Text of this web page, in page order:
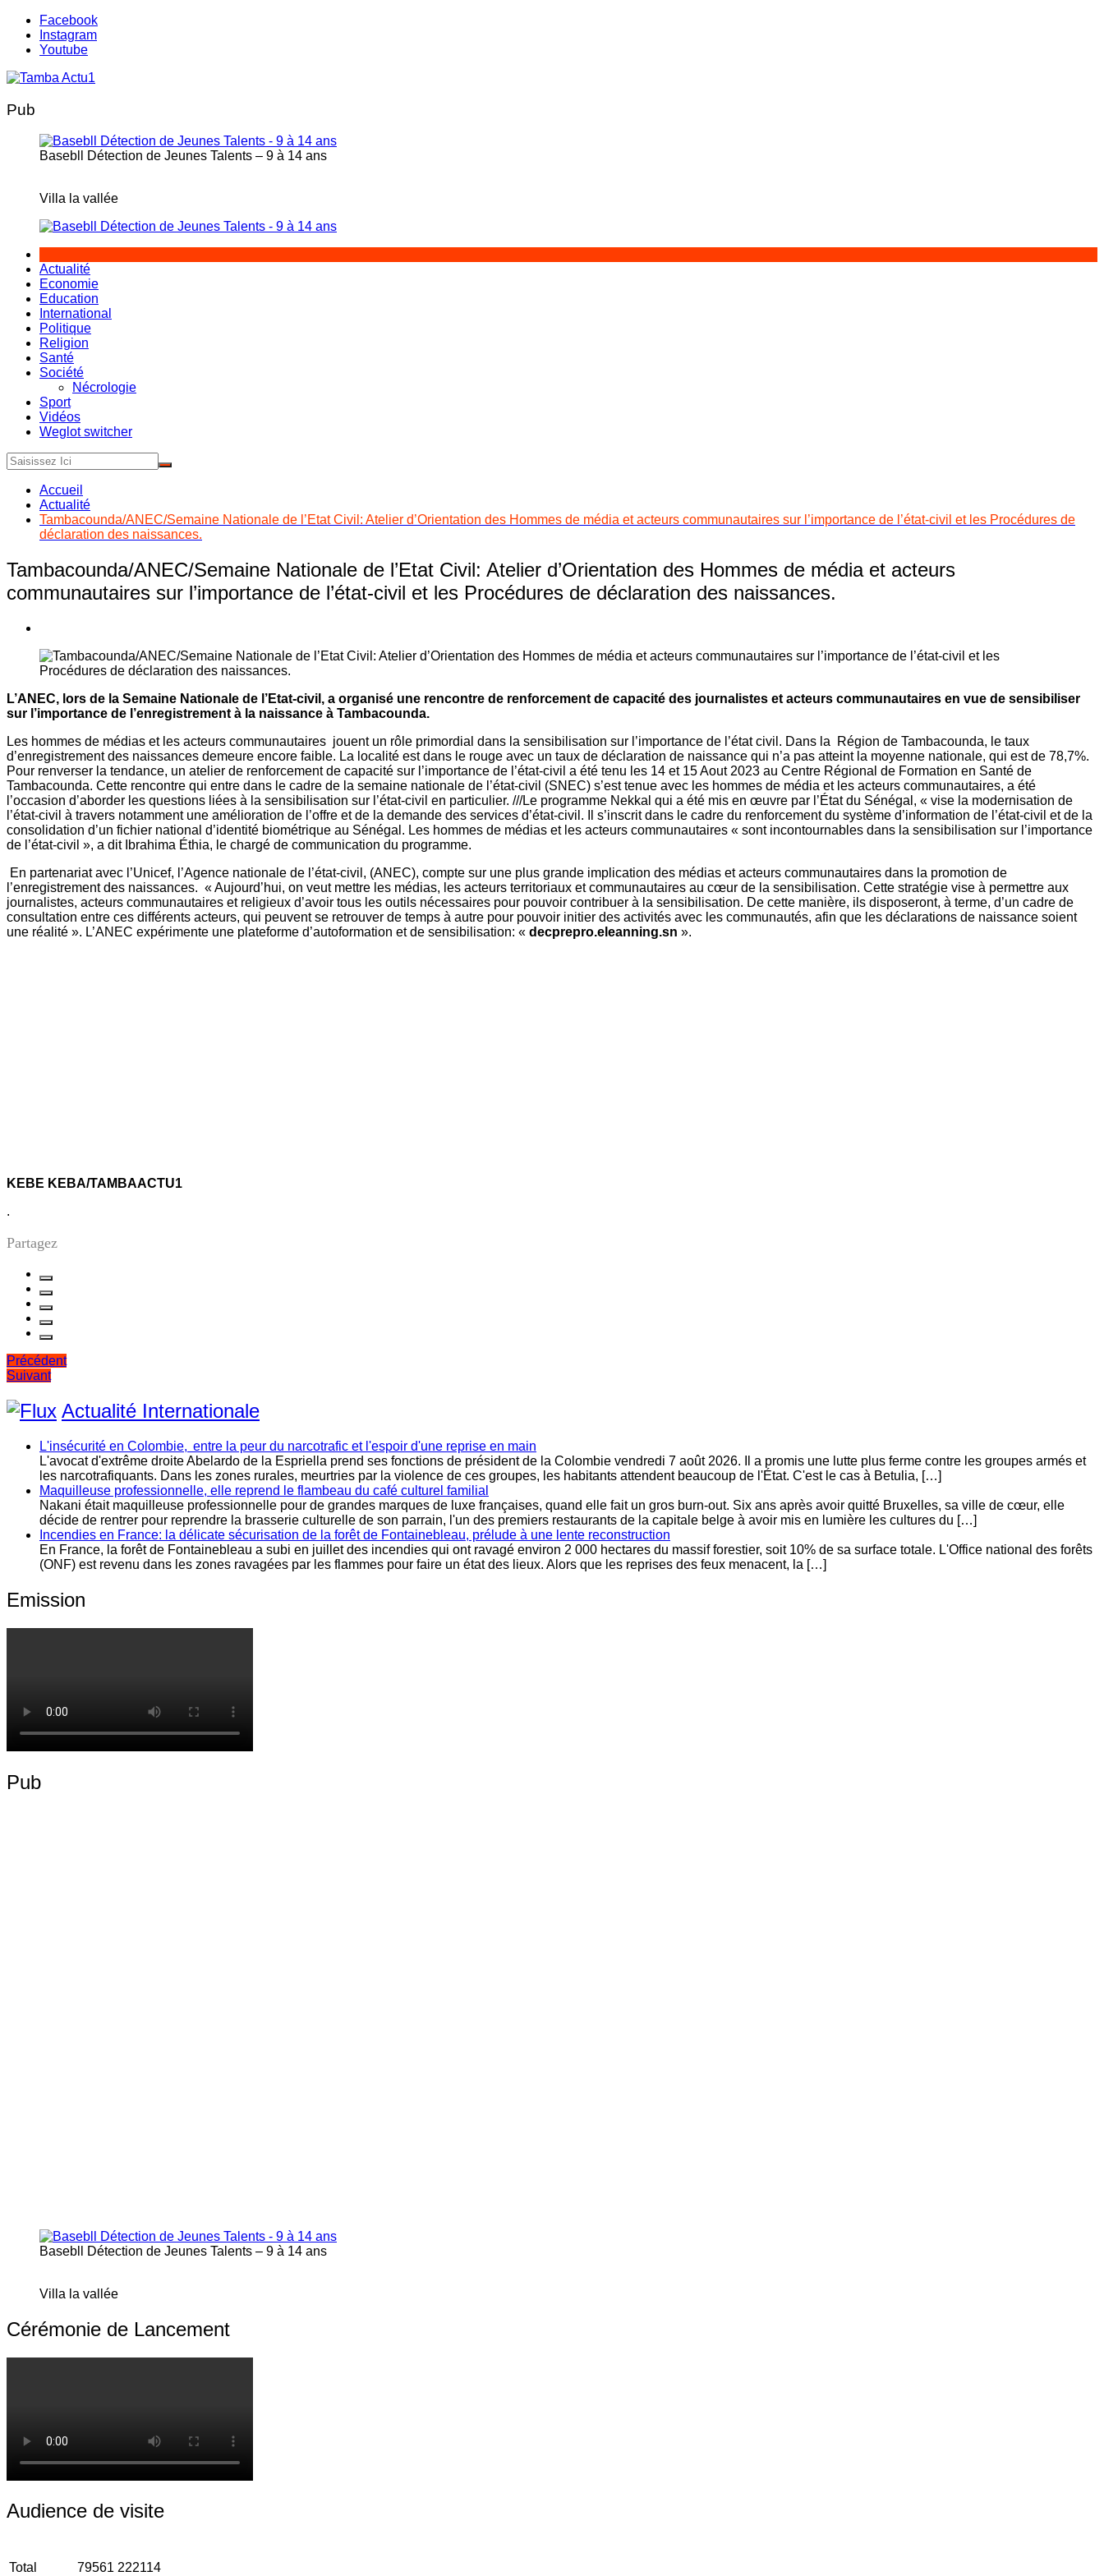
Aller
contenu
Facebook
Instagram
Youtube
Pub
Basebll Détection de Jeunes Talents – 9 à 14 ans
Villa la vallée
Actualité
Economie
Education
International
Politique
Religion
Santé
Société
Nécrologie
Sport
Vidéos
Weglot switcher
Accueil
Actualité
Tambacounda/ANEC/Semaine Nationale de l’Etat Civil: Atelier d’Orientation des Hommes de média et acteurs communautaires sur l’importance de l’état-civil et les Procédures de
déclaration des naissances.
Tambacounda/ANEC/Semaine Nationale de l’Etat Civil: Atelier d’Orientation des Hommes de média et acteurs
communautaires sur l’importance de l’état-civil et les Procédures de déclaration des naissances.
L’ANEC, lors de la Semaine Nationale de l’Etat-civil, a organisé une rencontre de renforcement de capacité des journalistes et acteurs communautaires en vue de sensibiliser
sur l’importance de l’enregistrement à la naissance à Tambacounda.
Les hommes de médias et les acteurs communautaires jouent un rôle primordial dans la sensibilisation sur l’importance de l’état civil. Dans la Région de Tambacounda, le taux
d’enregistrement des naissances demeure encore faible. La localité est dans le rouge avec un taux de déclaration de naissance qui n’a pas atteint la moyenne nationale, qui est de 78,7%.
Pour renverser la tendance, un atelier de renforcement de capacité sur l’importance de l’état-civil a été tenu les 14 et 15 Aout 2023 au Centre Régional de Formation en Santé de
Tambacounda. Cette rencontre qui entre dans le cadre de la semaine nationale de l’état-civil (SNEC) s’est tenue avec les hommes de média et les acteurs communautaires, a été
l’occasion d’aborder les questions liées à la sensibilisation sur l’état-civil en particulier. ///Le programme Nekkal qui a été mis en œuvre par l’État du Sénégal, « vise la modernisation de
l’état-civil à travers notamment une amélioration de l’offre et de la demande des services d’état-civil. Il s’inscrit dans le cadre du renforcement du système d’information de l’état-civil et de la
consolidation d’un fichier national d’identité biométrique au Sénégal. Les hommes de médias et les acteurs communautaires « sont incontournables dans la sensibilisation sur l’importance
de l’état-civil », a dit Ibrahima Éthia, le chargé de communication du programme.
En partenariat avec l’Unicef, l’Agence nationale de l’état-civil, (ANEC), compte sur une plus grande implication des médias et acteurs communautaires dans la promotion de
l’enregistrement des naissances. « Aujourd’hui, on veut mettre les médias, les acteurs territoriaux et communautaires au cœur de la sensibilisation. Cette stratégie vise à permettre aux
journalistes, acteurs communautaires et religieux d’avoir tous les outils nécessaires pour pouvoir contribuer à la sensibilisation. De cette manière, ils disposeront, à terme, d’un cadre de
consultation entre ces différents acteurs, qui peuvent se retrouver de temps à autre pour pouvoir initier des activités avec les communautés, afin que les déclarations de naissance soient
une réalité ». L’ANEC expérimente une plateforme d’autoformation et de sensibilisation: « decprepro.eleanning.sn ».
KEBE KEBA/TAMBAACTU1
.
Partagez
Navigation
de
l’article
Précédent
Suivant
Actualité Internationale
L'insécurité en Colombie, entre la peur du narcotrafic et l'espoir d'une reprise en main
L'avocat d'extrême droite Abelardo de la Espriella prend ses fonctions de président de la Colombie vendredi 7 août 2026. Il a promis une lutte plus ferme contre les groupes armés et
les narcotrafiquants. Dans les zones rurales, meurtries par la violence de ces groupes, les habitants attendent beaucoup de l'État. C'est le cas à Betulia, […]
Maquilleuse professionnelle, elle reprend le flambeau du café culturel familial
Nakani était maquilleuse professionnelle pour de grandes marques de luxe françaises, quand elle fait un gros burn-out. Six ans après avoir quitté Bruxelles, sa ville de cœur, elle
décide de rentrer pour reprendre la brasserie culturelle de son parrain, l'un des premiers restaurants de la capitale belge à avoir mis en lumière les cultures du […]
Incendies en France: la délicate sécurisation de la forêt de Fontainebleau, prélude à une lente reconstruction
En France, la forêt de Fontainebleau a subi en juillet des incendies qui ont ravagé environ 2 000 hectares du massif forestier, soit 10% de sa surface totale. L'Office national des forêts
(ONF) est revenu dans les zones ravagées par les flammes pour faire un état des lieux. Alors que les reprises des feux menacent, la […]
Emission
Pub
Basebll Détection de Jeunes Talents – 9 à 14 ans
Villa la vallée
Cérémonie de Lancement
Audience de visite
Total 79561 222114